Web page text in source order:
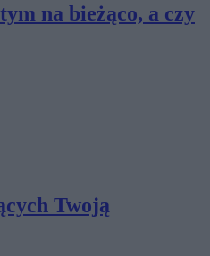
na bieżąco, a czy
Twoją